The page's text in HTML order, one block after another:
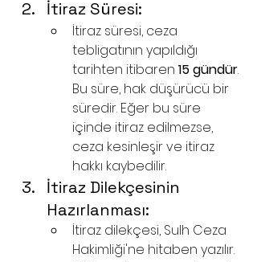
İtiraz Süresi:
İtiraz süresi, ceza
tebligatının yapıldığı
tarihten itibaren 15 gündür.
Bu süre, hak düşürücü bir
süredir. Eğer bu süre
içinde itiraz edilmezse,
ceza kesinleşir ve itiraz
hakkı kaybedilir.
İtiraz Dilekçesinin
Hazırlanması:
İtiraz dilekçesi, Sulh Ceza
Hakimliği'ne hitaben yazılır.